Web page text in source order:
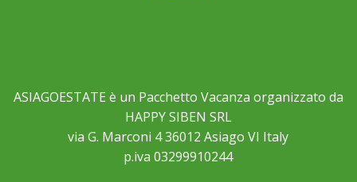
ASIAGOESTATE è un Pacchetto Vacanza organizzato da
HAPPY SIBEN SRL
via G. Marconi 4 36012 Asiago VI Italy
p.iva 03299910244